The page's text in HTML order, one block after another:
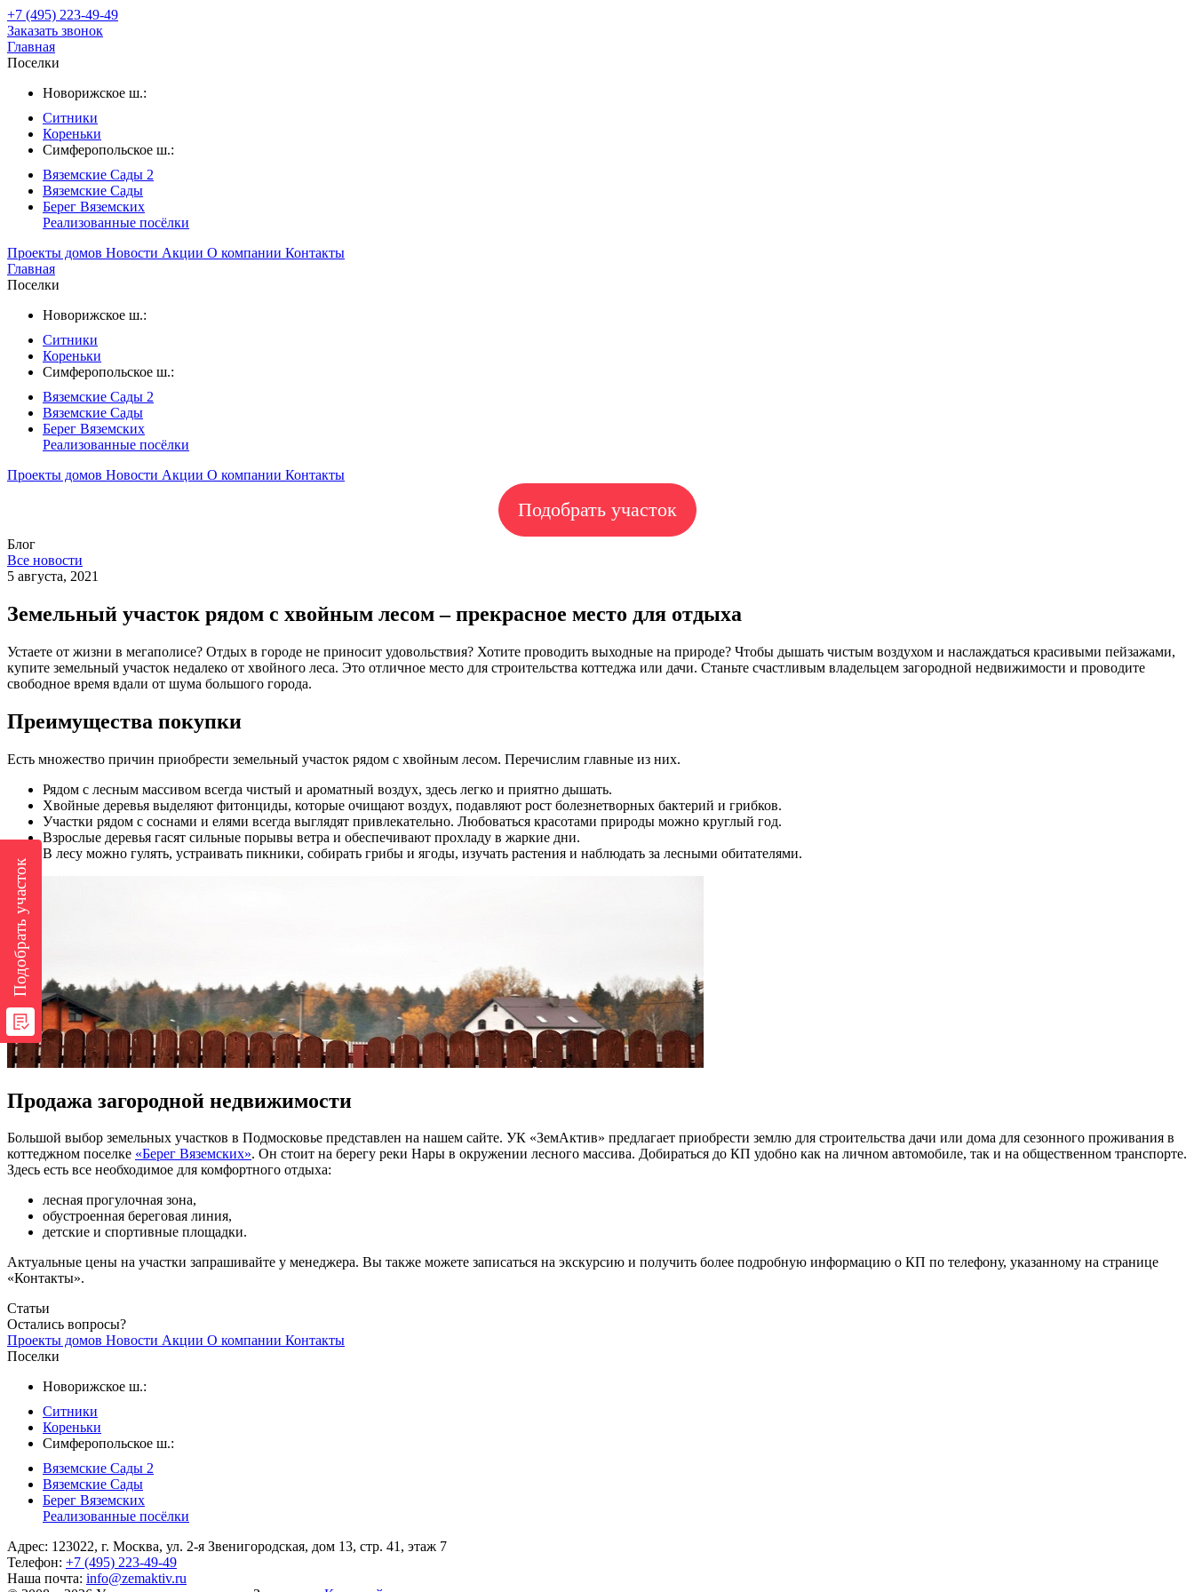
+7 (495) 223-49-49
Заказать звонок
Главная
Поселки
Новорижское ш.:
Ситники
Кореньки
Симферопольское ш.:
Вяземские Сады 2
Вяземские Сады
Берег Вяземскиx
Реализованные посёлки
Проекты домов Новости Акции О компании Контакты
Главная
Поселки
Новорижское ш.:
Ситники
Кореньки
Симферопольское ш.:
Вяземские Сады 2
Вяземские Сады
Берег Вяземскиx
Реализованные посёлки
Проекты домов Новости Акции О компании Контакты
Подобрать участок
Подобрать участок
Блог
Все новости
5 августа, 2021
Земельный участок рядом с хвойным лесом – прекрасное место для отдыха
Устаете от жизни в мегаполисе? Отдых в городе не приносит удовольствия? Хотите проводить выходные на природе? Чтобы дышать чистым воздухом и наслаждаться красивыми пейзажами,
купите земельный участок недалеко от хвойного леса. Это отличное место для строительства коттеджа или дачи. Станьте счастливым владельцем загородной недвижимости и проводите
свободное время вдали от шума большого города.
Преимущества покупки
Есть множество причин приобрести земельный участок рядом с хвойным лесом. Перечислим главные из них.
Рядом с лесным массивом всегда чистый и ароматный воздух, здесь легко и приятно дышать.
Хвойные деревья выделяют фитонциды, которые очищают воздух, подавляют рост болезнетворных бактерий и грибков.
Участки рядом с соснами и елями всегда выглядят привлекательно. Любоваться красотами природы можно круглый год.
Взрослые деревья гасят сильные порывы ветра и обеспечивают прохладу в жаркие дни.
В лесу можно гулять, устраивать пикники, собирать грибы и ягоды, изучать растения и наблюдать за лесными обитателями.
Продажа загородной недвижимости
Большой выбор земельных участков в Подмосковье представлен на нашем сайте. УК «ЗемАктив» предлагает приобрести землю для строительства дачи или дома для сезонного проживания в
коттеджном поселке «Берег Вяземских». Он стоит на берегу реки Нары в окружении лесного массива. Добираться до КП удобно как на личном автомобиле, так и на общественном транспорте.
Здесь есть все необходимое для комфортного отдыха:
лесная прогулочная зона,
обустроенная береговая линия,
детские и спортивные площадки.
Актуальные цены на участки запрашивайте у менеджера. Вы также можете записаться на экскурсию и получить более подробную информацию о КП по телефону, указанному на странице
«Контакты».
Статьи
Остались вопросы?
Проекты домов Новости Акции О компании Контакты
Поселки
Новорижское ш.:
Ситники
Кореньки
Симферопольское ш.:
Вяземские Сады 2
Вяземские Сады
Берег Вяземскиx
Реализованные посёлки
Адрес: 123022, г. Москва, ул. 2-я Звенигородская, дом 13, стр. 41, этаж 7
Телефон: +7 (495) 223-49-49
Наша почта: info@zemaktiv.ru